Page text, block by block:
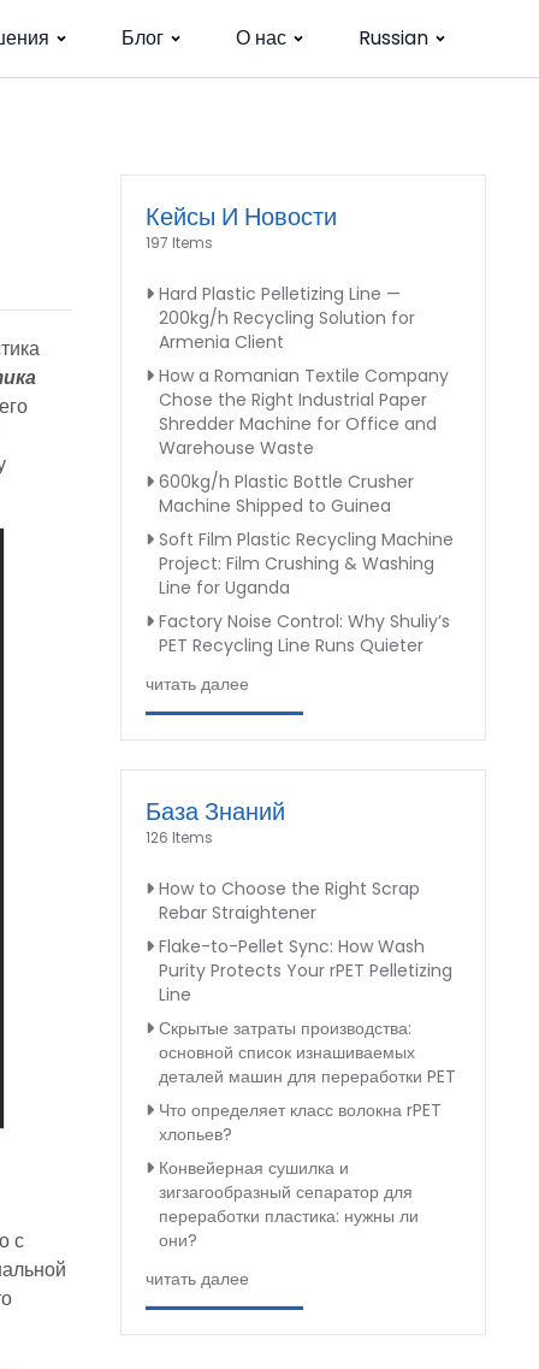
Блог О нас Russian
с
Кейсы И Новости
197 Items
Hard Plastic Pelletizing Line —
200kg/h Recycling Solution for
Armenia Client
How a Romanian Textile Company
Chose the Right Industrial Paper
Shredder Machine for Office and
Warehouse Waste
600kg/h Plastic Bottle Crusher
Machine Shipped to Guinea
Soft Film Plastic Recycling Machine
Project: Film Crushing & Washing
Line for Uganda
Factory Noise Control: Why Shuliy’s
PET Recycling Line Runs Quieter
читать далее
База Знаний
126 Items
How to Choose the Right Scrap
Rebar Straightener
Flake-to-Pellet Sync: How Wash
Purity Protects Your rPET Pelletizing
Line
Скрытые затраты производства:
основной список изнашиваемых
деталей машин для переработки PET
Что определяет класс волокна rPET
хлопьев?
Конвейерная сушилка и
зигзагообразный сепаратор для
переработки пластика: нужны ли
они?
читать далее